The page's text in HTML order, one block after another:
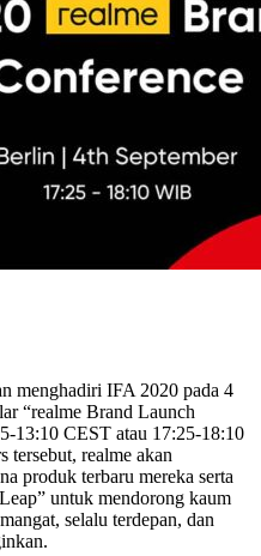
menghadiri IFA 2020 pada 4
“realme Brand Launch
13:10 CEST atau 17:25-18:10
realme akan
produk terbaru mereka serta
untuk mendorong kaum
selalu terdepan, dan